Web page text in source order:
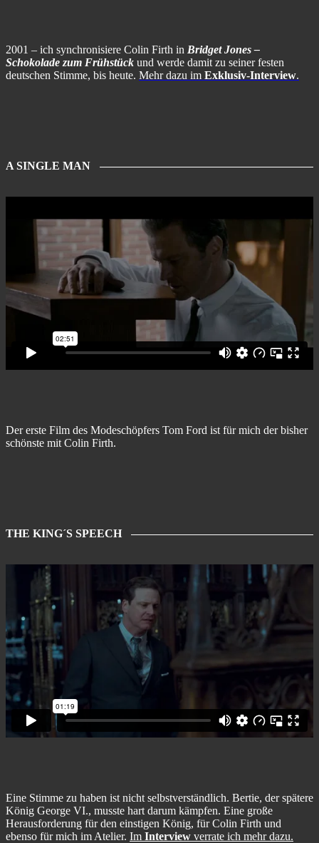
2001 – ich synchronisiere Colin Firth in Bridget Jones –
Schokolade zum Frühstück und werde damit zu seiner festen
deutschen Stimme, bis heute. Mehr dazu im Exklusiv-Interview.
A SINGLE MAN
Der erste Film des Modeschöpfers Tom Ford ist für mich der bisher
schönste mit Colin Firth.
THE KING´S SPEECH
Eine Stimme zu haben ist nicht selbstverständlich. Bertie, der spätere
König George VI., musste hart darum kämpfen. Eine große
Herausforderung für den einstigen König, für Colin Firth und
ebenso für mich im Atelier. Im Interview verrate ich mehr dazu.